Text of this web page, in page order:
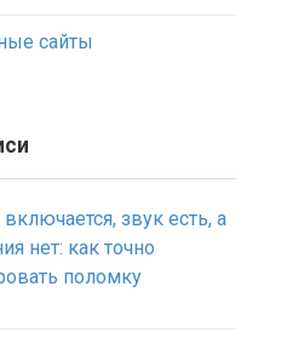
сайты
звук есть, а
нет: как точно
поломку